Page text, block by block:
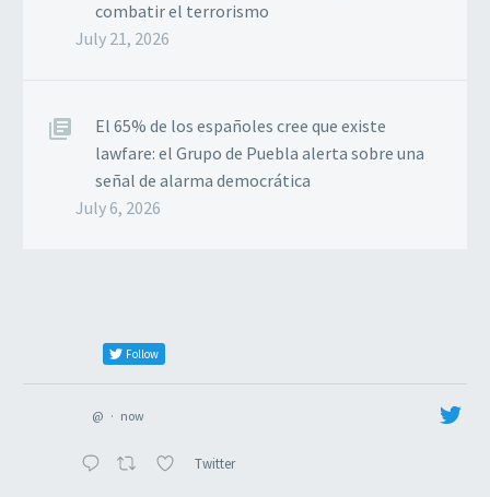
combatir el terrorismo
July 21, 2026
El 65% de los españoles cree que existe
lawfare: el Grupo de Puebla alerta sobre una
señal de alarma democrática
July 6, 2026
Follow
@ · now
Twitter